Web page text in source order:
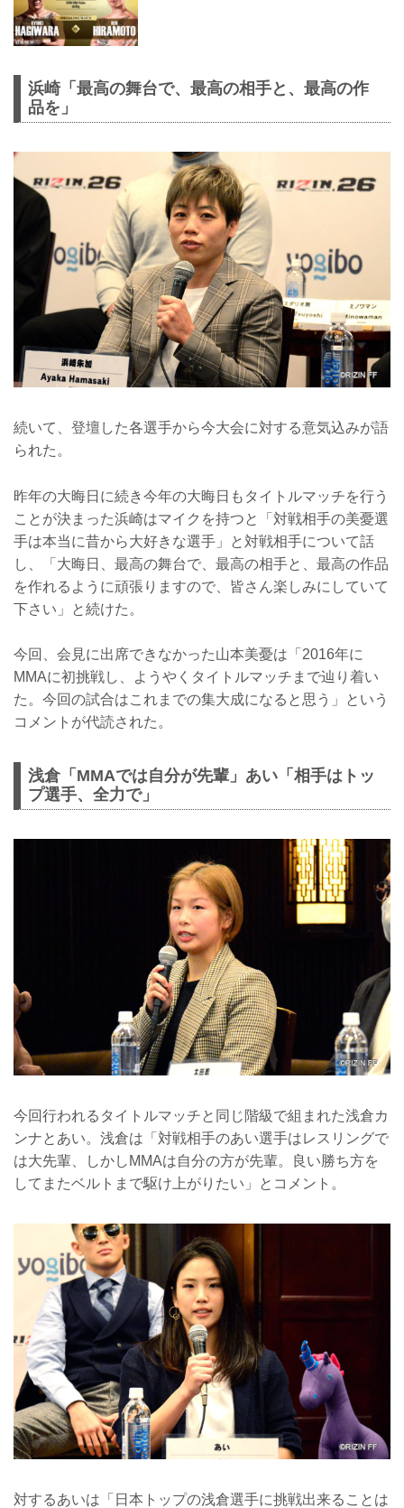
浜崎「最高の舞台で、最高の相手と、最高の作
品を」
続いて、登壇した各選手から今大会に対する意気込みが語
られた。
昨年の大晦日に続き今年の大晦日もタイトルマッチを行う
ことが決まった浜崎はマイクを持つと「対戦相手の美憂選
手は本当に昔から大好きな選手」と対戦相手について話
し、「大晦日、最高の舞台で、最高の相手と、最高の作品
を作れるように頑張りますので、皆さん楽しみにしていて
下さい」と続けた。
今回、会見に出席できなかった山本美憂は「2016年に
MMAに初挑戦し、ようやくタイトルマッチまで辿り着い
た。今回の試合はこれまでの集大成になると思う」という
コメントが代読された。
浅倉「MMAでは自分が先輩」あい「相手はトッ
プ選手、全力で」
今回行われるタイトルマッチと同じ階級で組まれた浅倉カ
ンナとあい。浅倉は「対戦相手のあい選手はレスリングで
は大先輩、しかしMMAは自分の方が先輩。良い勝ち方を
してまたベルトまで駆け上がりたい」とコメント。
対するあいは「日本トップの浅倉選手に挑戦出来ることは